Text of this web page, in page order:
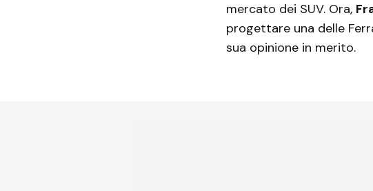
mercato dei SUV. Ora,
progettare una delle
sua opinione in merito.